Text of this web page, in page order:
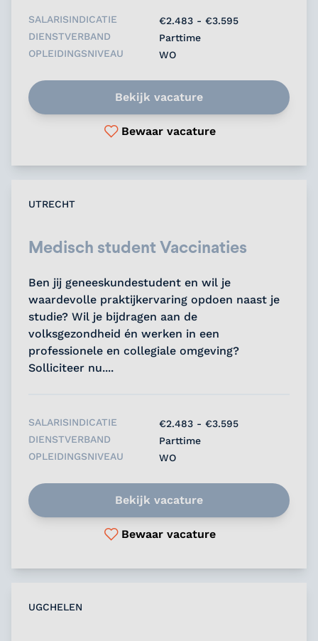
opdracht....
SALARISINDICATIE
€2.483 - €3.595
DIENSTVERBAND
Parttime
OPLEIDINGSNIVEAU
WO
Bekijk vacature
Bewaar vacature
UTRECHT
Medisch student Vaccinaties
Ben jij geneeskundestudent en wil je
waardevolle praktijkervaring opdoen naast je
studie? Wil je bijdragen aan de
volksgezondheid én werken in een
professionele en collegiale omgeving?
Solliciteer nu....
SALARISINDICATIE
€2.483 - €3.595
DIENSTVERBAND
Parttime
OPLEIDINGSNIVEAU
WO
Bekijk vacature
Bewaar vacature
UGCHELEN